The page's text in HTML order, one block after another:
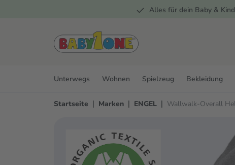
Alles für dein Baby &
Unterwegs Wohnen Spielzeug Bekleidung
Startseite | Marken | ENGEL | Wallwalk-Overall